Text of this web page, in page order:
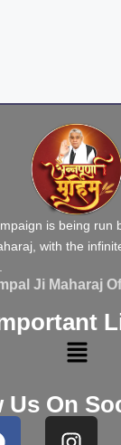
is being run
with the
Ji Maharaj
Us On